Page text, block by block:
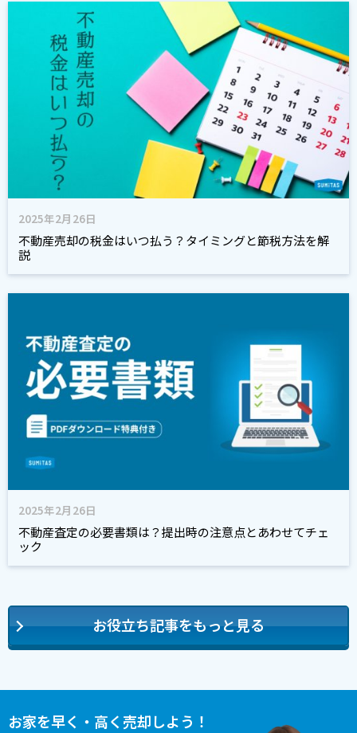
2025年2月26日
不動産売却の税金はいつ払う？タイミングと節税方法を解
説
2025年2月26日
不動産査定の必要書類は？提出時の注意点とあわせてチェ
ック
お役立ち記事をもっと見る
お家を早く・高く売却しよう！